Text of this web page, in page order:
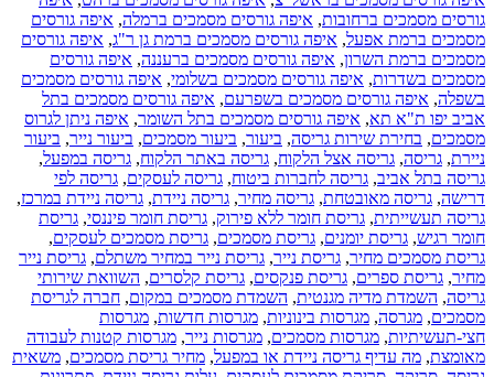
גורסים מסמכים ברחובות, איפה גורסים מסמכים ברמלה, איפה גורסים
מסמכים ברמת אפעל, איפה גורסים מסמכים ברמת גן ר"ג, איפה גורסים
מסמכים ברמת השרון, איפה גורסים מסמכים ברעננה, איפה גורסים
מסמכים בשדרות, איפה גורסים מסמכים בשלומי, איפה גורסים מסמכים
בשפלה, איפה גורסים מסמכים בשפרעם, איפה גורסים מסמכים בתל
אביב יפו ת"א תא, איפה גורסים מסמכים בתל השומר, איפה ניתן לגרוס
מסמכים, בחירת שירות גריסה, ביעור, ביעור מסמכים, ביעור נייר, ביעור
ניירת, גריסה, גריסה אצל הלקוח, גריסה באתר הלקוח, גריסה במפעל,
גריסה בתל אביב, גריסה לחברות ביטוח, גריסה לעסקים, גריסה לפי
דרישה, גריסה מאובטחת, גריסה מחיר, גריסה ניידת, גריסה ניידת במרכז,
גריסה תעשייתית, גריסת חומר ללא פירוק, גריסת חומר פיננסי, גריסת
חומר רגיש, גריסת יומנים, גריסת מסמכים, גריסת מסמכים לעסקים,
גריסת מסמכים מחיר, גריסת נייר, גריסת נייר במחיר משתלם, גריסת נייר
מחיר, גריסת ספרים, גריסת פנקסים, גריסת קלסרים, השוואת שירותי
גריסה, השמדת מדיה מגנטית, השמדת מסמכים במקום, חברה לגריסת
מסמכים, מגרסה, מגרסות בינוניות, מגרסות חדשות, מגרסות
חצי-תעשיתיות, מגרסות מסמכים, מגרסות נייר, מגרסות קטנות לעבודה
מאומצת, מה עדיף גריסה ניידת או במפעל, מחיר גריסת מסמכים, משאית